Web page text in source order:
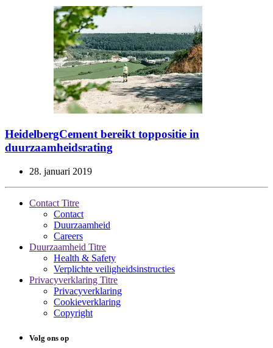
HeidelbergCement bereikt toppositie in
duurzaamheidsrating
28. januari 2019
Contact Titre
Contact
Duurzaamheid
Careers
Duurzaamheid Titre
Health & Safety
Verplichte veiligheidsinstructies
Privacyverklaring Titre
Privacyverklaring
Cookieverklaring
Copyright
Volg ons op